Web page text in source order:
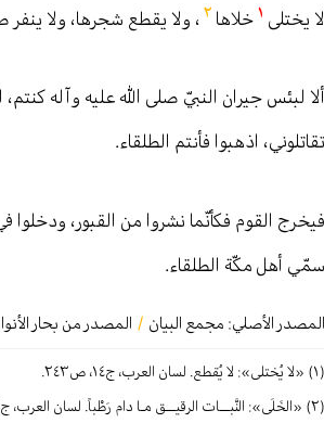
لا يختلى خلاها ، ولا يقطع شجرها، ولا ينفر
ألا لبئس جيران النبيّ صلى الله عليه وآله
تقاتلوني، اذهبوا فأنتم الطلقاء.
فيخرج القوم فكأنّما نشروا من القبور، ودخلوا
سمّي أهل مكّة الطلقاء.
المصدر الأصلي: مجمع البيان / المصدر من بحار
(١) «لا یُختلی»: لا یُقطع. لسان العرب، ج١٤، ص٢٤٣.
(٢) «الخَلَى»: النَّبـــات الرقيـــق مـا دام رَطْباً. لسان العرب، ج١٤، ص٢٤٣.